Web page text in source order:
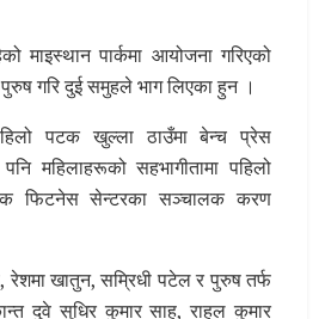
माइस्थान पार्कमा आयोजना गरिएको
पुरुष गरि दुई समुहले भाग लिएका हुन ।
पटक खुल्ला ठाउँमा बेन्च प्रेस
महिलाहरूको सहभागीतामा पहिलो
फिटनेस सेन्टरका सञ्चालक करण
रेशमा खातुन, सम्रिधी पटेल र पुरुष तर्फ
दुवे सुधिर कुमार साह, राहुल कुमार